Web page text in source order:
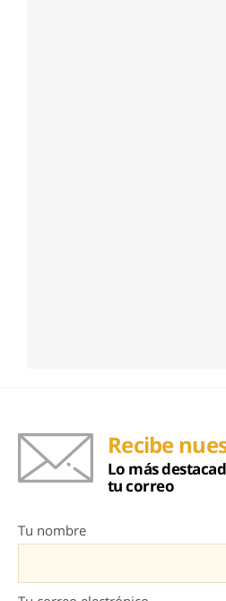
Recibe
Lo más
tu correo
Tu nombre